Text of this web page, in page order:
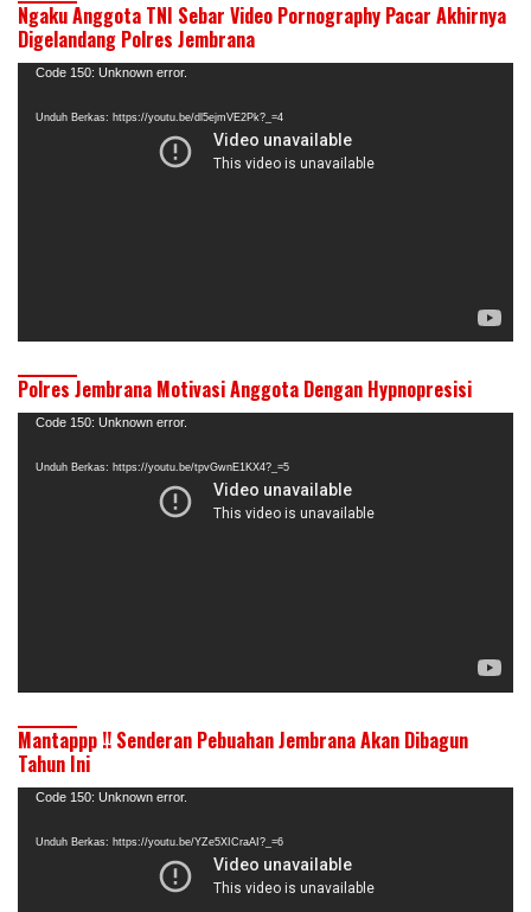
Ngaku Anggota TNI Sebar Video Pornography Pacar Akhirnya
Digelandang Polres Jembrana
Pemutar
Code 150: Unknown error.
Unduh Berkas: https://youtu.be/dl5ejmVE2Pk?_=4
Polres Jembrana Motivasi Anggota Dengan Hypnopresisi
Pemutar
Code 150: Unknown error.
Unduh Berkas: https://youtu.be/tpvGwnE1KX4?_=5
Mantappp !! Senderan Pebuahan Jembrana Akan Dibagun
Tahun Ini
Pemutar
Code 150: Unknown error.
Unduh Berkas: https://youtu.be/YZe5XICraAI?_=6